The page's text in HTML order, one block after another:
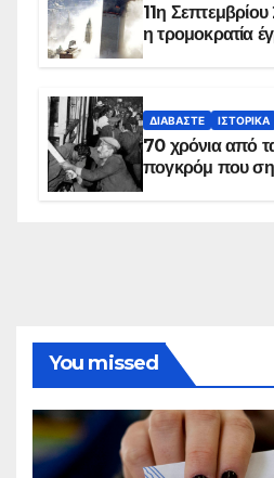
11η
η τρομοκρατία
ΔΙΑΒΆΣΤΕ ΙΣΤΟΡΙΚΆ
70 χρόνια από
πογκρόμ που
You missed